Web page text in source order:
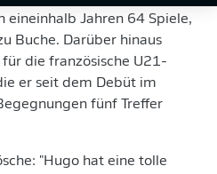
eineinhalb Jahren 64 Spiele,
Buche. Darüber hinaus
die französische U21-
er seit dem Debüt im
fünf Treffer
"Hugo hat eine tolle